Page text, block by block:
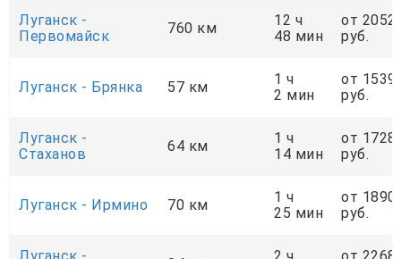
Луганск -
Первомайск
760 км
12 ч
48 мин
от
руб.
Луганск - Брянка 57 км
1 ч
2 мин
от 1539
руб.
Луганск -
Стаханов
64 км
1 ч
14 мин
от 1728
руб.
Луганск - Ирмино 70 км
1 ч
25 мин
от 1890
руб.
Луганск -
2 ч
от 2268